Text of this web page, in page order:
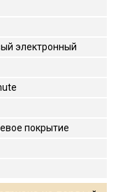
электронный
покрытие